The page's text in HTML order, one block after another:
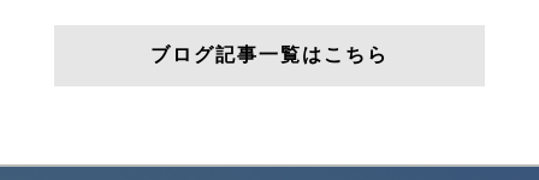
ブログ記事一覧はこちら